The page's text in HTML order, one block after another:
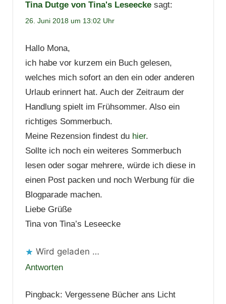
Tina Dutge von Tina's Leseecke sagt:
26. Juni 2018 um 13:02 Uhr
Hallo Mona,
ich habe vor kurzem ein Buch gelesen,
welches mich sofort an den ein oder anderen
Urlaub erinnert hat. Auch der Zeitraum der
Handlung spielt im Frühsommer. Also ein
richtiges Sommerbuch.
Meine Rezension findest du hier.
Sollte ich noch ein weiteres Sommerbuch
lesen oder sogar mehrere, würde ich diese in
einen Post packen und noch Werbung für die
Blogparade machen.
Liebe Grüße
Tina von Tina’s Leseecke
Wird geladen …
Antworten
Pingback: Vergessene Bücher ans Licht